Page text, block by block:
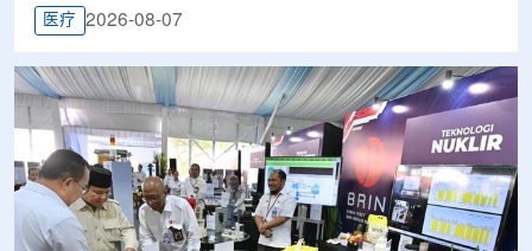
医疗 2026-08-07